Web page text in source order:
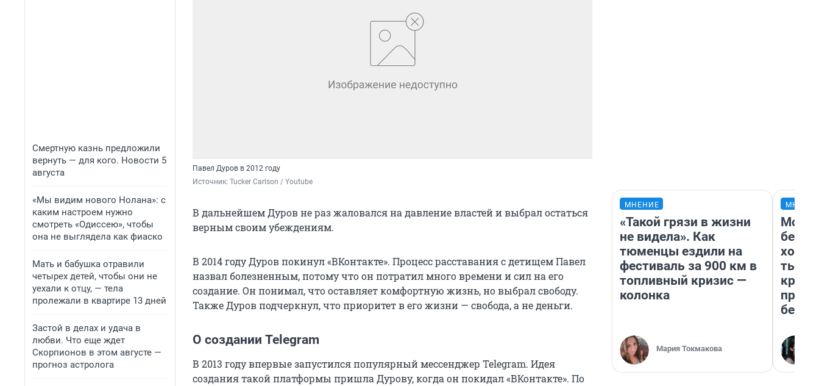
Смертную казнь предложили
вернуть — для кого. Новости 5
августа
«Мы видим нового Нолана»: с
каким настроем нужно
смотреть «Одиссею», чтобы
она не выглядела как фиаско
Мать и бабушка отравили
четырех детей, чтобы они не
уехали к отцу, — тела
пролежали в квартире 13 дней
Застой в делах и удача в
любви. Что еще ждет
Скорпионов в этом августе —
прогноз астролога
Павел Дуров в 2012 году
Источник: Tucker Carlson / Youtube
В дальнейшем Дуров не раз жаловался на давление властей и выбрал остаться
верным своим убеждениям.
В 2014 году Дуров покинул «ВКонтакте». Процесс расставания с детищем Павел
назвал болезненным, потому что он потратил много времени и сил на его
создание. Он понимал, что оставляет комфортную жизнь, но выбрал свободу.
Также Дуров подчеркнул, что приоритет в его жизни — свобода, а не деньги.
О создании Telegram
В 2013 году впервые запустился популярный мессенджер Telegram. Идея
создания такой платформы пришла Дурову, когда он покидал «ВКонтакте». По
МНЕНИЕ
«Такой грязи в жизни
не видела». Как
тюменцы ездили на
фестиваль за 900 км в
топливный кризис —
колонка
Мария Токмакова
Мой